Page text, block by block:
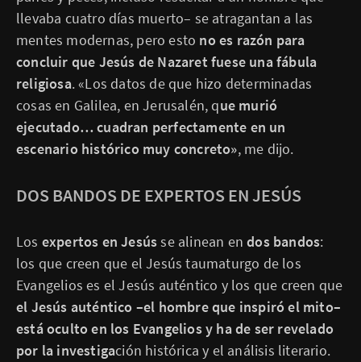
llevaba cuatro días muerto– se atragantan a las
mentes modernas, pero esto no es razón para
concluir que Jesús de Nazaret fuese una fábula
religiosa. «Los datos de que hizo determinadas
cosas en Galilea, en Jerusalén, que murió
ejecutado… cuadran perfectamente en un
escenario histórico muy concreto», me dijo.
DOS BANDOS DE EXPERTOS EN JESÚS
Los expertos en Jesússe alinean endos bandos:
los que creen que el Jesús taumaturgo de los
Evangelios es el Jesús auténtico y los que creen que
el Jesús auténtico –el hombre que inspiró el mito–
está oculto en los Evangelios y ha de ser revelado
por la investigación histórica y el análisis literario.